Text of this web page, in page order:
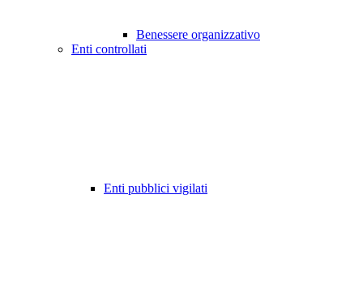
Benessere organizzativo
Enti controllati
Enti pubblici vigilati